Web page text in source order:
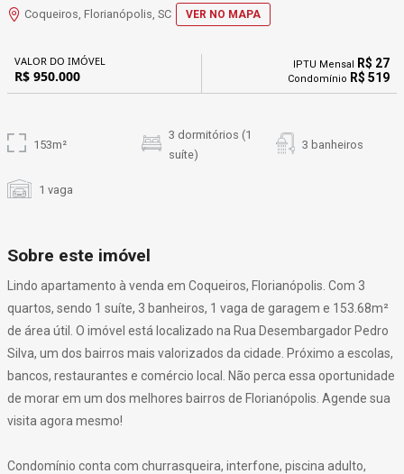
Coqueiros, Florianópolis, SC VER NO MAPA
VALOR DO IMÓVEL
R$ 950.000
IPTU Mensal R$ 27
Condomínio R$ 519
153m²
3 dormitórios (1
suíte)
3 banheiros
1 vaga
Sobre este imóvel
Lindo apartamento à venda em Coqueiros, Florianópolis. Com 3
quartos, sendo 1 suíte, 3 banheiros, 1 vaga de garagem e 153.68m²
de área útil. O imóvel está localizado na Rua Desembargador Pedro
Silva, um dos bairros mais valorizados da cidade. Próximo a escolas,
bancos, restaurantes e comércio local. Não perca essa oportunidade
de morar em um dos melhores bairros de Florianópolis. Agende sua
visita agora mesmo!
Condomínio conta com churrasqueira, interfone, piscina adulto,